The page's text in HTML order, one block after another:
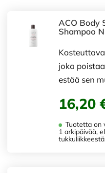
ACO Body
Shampoo
joka
estää sen
16,20
Tuotetta on
1 arkipäivää,